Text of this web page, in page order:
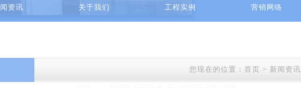
资讯 关于我们 工程实例 营销网络
您现在的位置： 首页 > 新闻资讯